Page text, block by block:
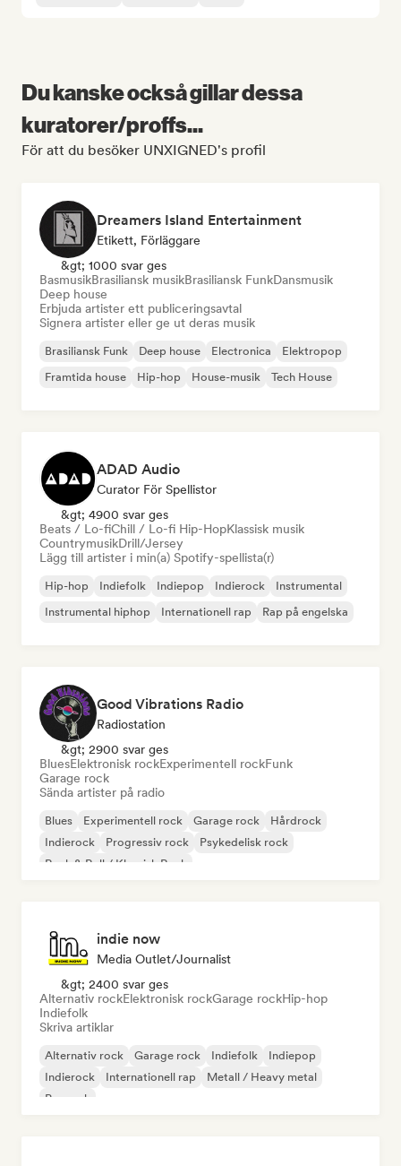
Du kanske också gillar dessa
kuratorer/proffs...
För att du besöker UNXIGNED's profil
Dreamers Island Entertainment
Etikett, Förläggare
&gt; 1000 svar ges
BasmusikBrasiliansk musikBrasiliansk FunkDansmusik
Deep house
Erbjuda artister ett publiceringsavtal
Signera artister eller ge ut deras musik
Brasiliansk Funk Deep house Electronica
Elektropop
Framtida house
Hip-hop House-musik Tech House
ADAD Audio
Curator För Spellistor
&gt; 4900 svar ges
Beats / Lo-fiChill / Lo-fi Hip-HopKlassisk musik
CountrymusikDrill/Jersey
Lägg till artister i min(a) Spotify-spellista(r)
Hip-hop Indiefolk Indiepop Indierock
Instrumental
Instrumental hiphop
Internationell rap Rap på engelska
Good Vibrations Radio
Radiostation
&gt; 2900 svar ges
BluesElektronisk rockExperimentell rockFunk
Garage rock
Sända artister på radio
Blues Experimentell rock Garage rock
Hårdrock
Indierock
Progressiv rock
Psykedelisk rock
Rock & Roll / Klassisk Rock
indie now
Media Outlet/Journalist
&gt; 2400 svar ges
Alternativ rockElektronisk rockGarage rockHip-hop
Indiefolk
Skriva artiklar
Alternativ rock Garage rock Indiefolk
Indiepop
Indierock
Internationell rap
Metall / Heavy metal
Poprock